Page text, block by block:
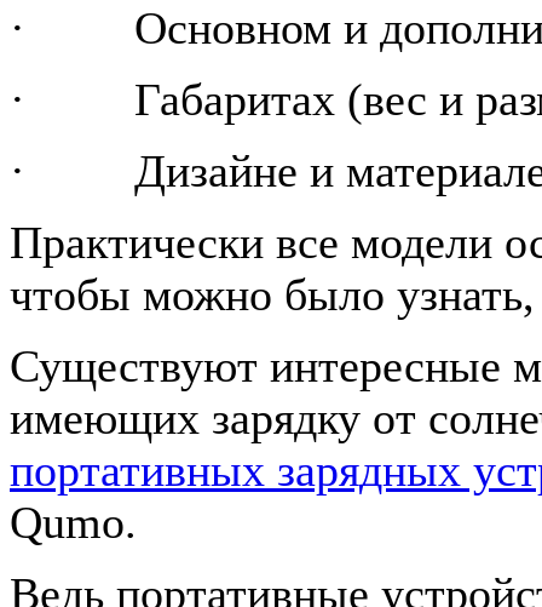
· Основном и
· Габаритах (вес и
· Дизайне и
Практически все модели
чтобы можно было узнать,
Существуют интересные
имеющих зарядку от
портативных зарядных
Qumo.
Ведь портативные